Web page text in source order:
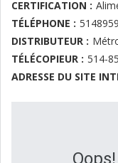
CERTIFICATION :
TÉLÉPHONE :
DISTRIBUTEUR :
TÉLÉCOPIEUR : 514-
ADRESSE DU SITE